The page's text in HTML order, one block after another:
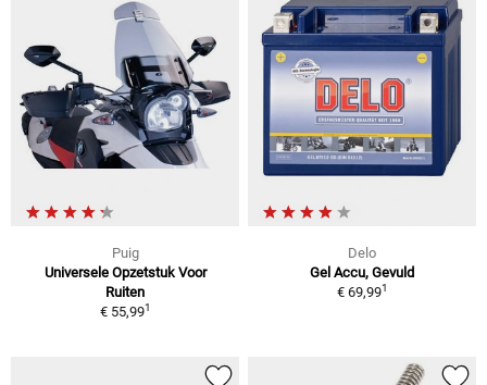
Puig
Universele Opzetstuk Voor
Ruiten
€ 55,991
Delo
Gel Accu, Gevuld
€ 69,991